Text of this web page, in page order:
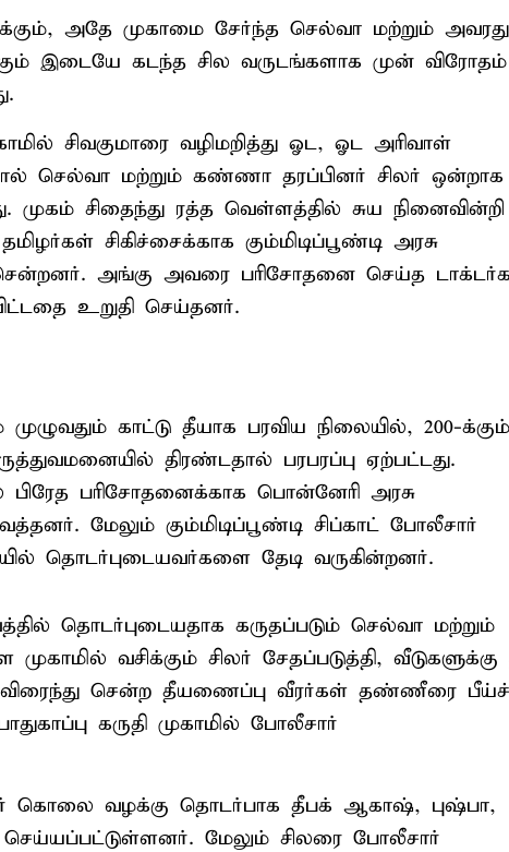
அதே முகாமை சேர்ந்த செல்வா மற்றும் அவரது
இடையே கடந்த சில வருடங்களாக முன் விரோதம்
சிவகுமாரை வழிமறித்து ஓட, ஓட அரிவாள்
செல்வா மற்றும் கண்ணா தரப்பினர் சிலர் ஒன்றாக
முகம் சிதைந்து ரத்த வெள்ளத்தில் சுய நினைவின்றி
சிகிச்சைக்காக கும்மிடிப்பூண்டி அரசு
அங்கு அவரை பரிசோதனை செய்த
உறுதி செய்தனர்.
காட்டு தீயாக பரவிய நிலையில், 200-க்கும்
திரண்டதால் பரபரப்பு ஏற்பட்டது.
பரிசோதனைக்காக பொன்னேரி அரசு
மேலும் கும்மிடிப்பூண்டி சிப்காட் போலீசார்
தொடர்புடையவர்களை தேடி வருகின்றனர்.
தொடர்புடையதாக கருதப்படும் செல்வா மற்றும்
வசிக்கும் சிலர் சேதப்படுத்தி, வீடுகளுக்கு
சென்ற தீயணைப்பு வீரர்கள் தண்ணீரை
கருதி முகாமில் போலீசார்
கொலை வழக்கு தொடர்பாக தீபக் ஆகாஷ், புஷ்பா,
மேலும் சிலரை போலீசார்